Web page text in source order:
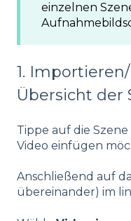
einzelnen
1.
Übersicht der
Tippe auf die
Video einfügen
Anschließend auf
übereinander) im